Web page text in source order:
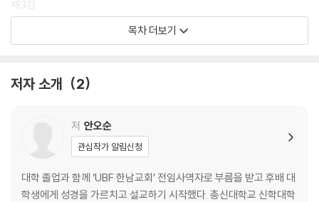
제3강
행복은 어디에 있는가 (2:4-25) - 69
나는 무엇을 소망해야 하는가 (3:8-24) - 91
죄, 다스려야 한다 (4:1-26) - 104
하나님과 함께 걸어가기 (5:1-6:8) - 118
제8강
심판과 구원 (6:9-8:19) - 131
목차 더보기
저자 소개 2
저 안오순
관심작가 알림신청
대학 졸업과 함께 ‘UBF 한남교회’ 전임사역자로 부름을 받고 후배 대
학생에게 성경을 가르치고 설교하기 시작했다. 총신대학교 신학대학